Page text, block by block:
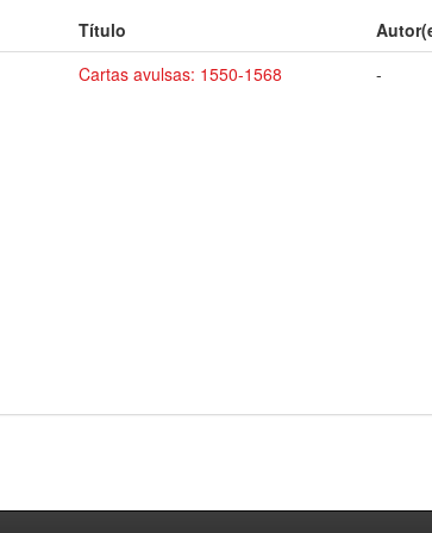
Título
Cartas avulsas: 1550-1568 -